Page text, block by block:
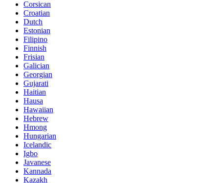
Corsican
Croatian
Dutch
Estonian
Filipino
Finnish
Frisian
Galician
Georgian
Gujarati
Haitian
Hausa
Hawaiian
Hebrew
Hmong
Hungarian
Icelandic
Igbo
Javanese
Kannada
Kazakh